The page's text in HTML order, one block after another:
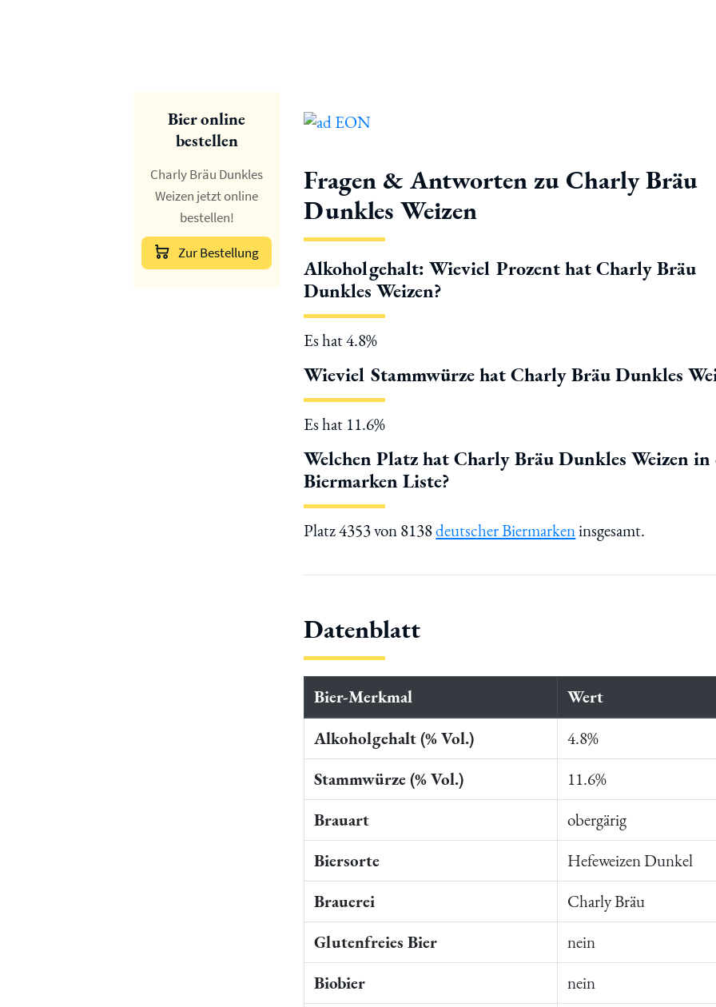
Bier online
bestellen
Charly Bräu Dunkles
Weizen jetzt online
bestellen!
Zur Bestellung
Fragen & Antworten zu Charly Bräu
Dunkles Weizen
Alkoholgehalt: Wieviel Prozent hat Charly Bräu
Dunkles Weizen?
Es hat 4.8%
Wieviel Stammwürze hat Charly Bräu Dunkles
Es hat 11.6%
Welchen Platz hat Charly Bräu Dunkles Weizen in
Biermarken Liste?
Platz 4353 von 8138deutscher Biermarkeninsgesamt.
Datenblatt
Bier-Merkmal
Wert
Alkoholgehalt (% Vol.)
4.8%
Stammwürze (% Vol.)
11.6%
Brauart
obergärig
Biersorte
Hefeweizen Dunkel
Brauerei
Charly Bräu
Glutenfreies Bier
nein
Biobier
nein